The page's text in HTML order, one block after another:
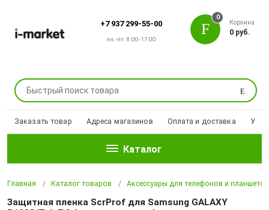
+7 937 299-55-00
пн.-пт. 8:00-17:00
Поиск
0
Корзина
0 руб.
Заказать товар Адреса магазинов Оплата и доставка
Каталог
Главная Каталог товаров Аксессуары для телефонов и планшетов
Защитная пленка ScrProf для Samsung GALAXY